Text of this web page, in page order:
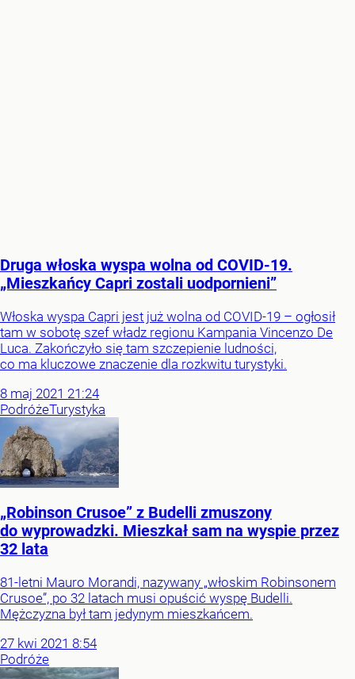
Druga włoska wyspa wolna od COVID-19.
„Mieszkańcy Capri zostali uodpornieni”
Włoska wyspa Capri jest już wolna od COVID-19 – ogłosił
tam w sobotę szef władz regionu Kampania Vincenzo De
Luca. Zakończyło się tam szczepienie ludności,
co ma kluczowe znaczenie dla rozkwitu turystyki.
8 maj 2021 21:24
PodróżeTurystyka
„Robinson Crusoe” z Budelli zmuszony
do wyprowadzki. Mieszkał sam na wyspie przez
32 lata
81-letni Mauro Morandi, nazywany „włoskim Robinsonem
Crusoe”, po 32 latach musi opuścić wyspę Budelli.
Mężczyzna był tam jedynym mieszkańcem.
27 kwi 2021 8:54
Podróże